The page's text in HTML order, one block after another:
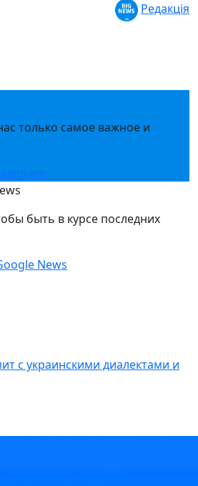
Редакція
только самое важное и
быть в курсе последних
News
с украинскими диалектами и